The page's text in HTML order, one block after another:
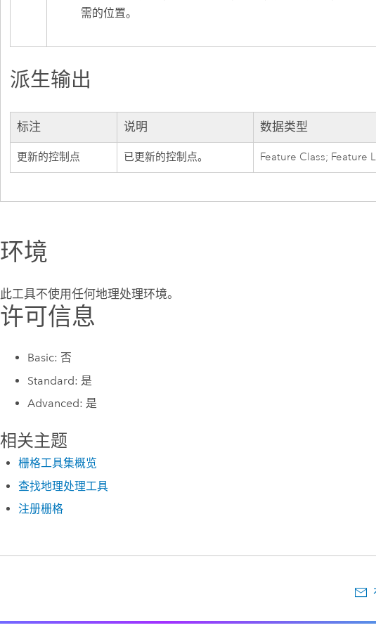
需的位置。
派生输出
标注 说明 数据类型
更新的控制点 已更新的控制点。 Feature Class; Feature
环境
此工具不使用任何地理处理环境。
许可信息
Basic: 否
Standard: 是
Advanced: 是
相关主题
栅格工具集概览
查找地理处理工具
注册栅格